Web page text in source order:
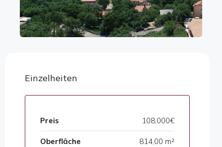
Einzelheiten
Preis 108,000€
Oberfläche 814,00 m²